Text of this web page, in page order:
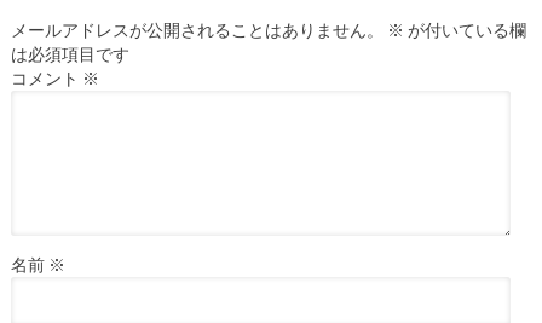
メールアドレスが公開されることはありません。 ※ が付いている欄
は必須項目です
コメント ※
名前 ※